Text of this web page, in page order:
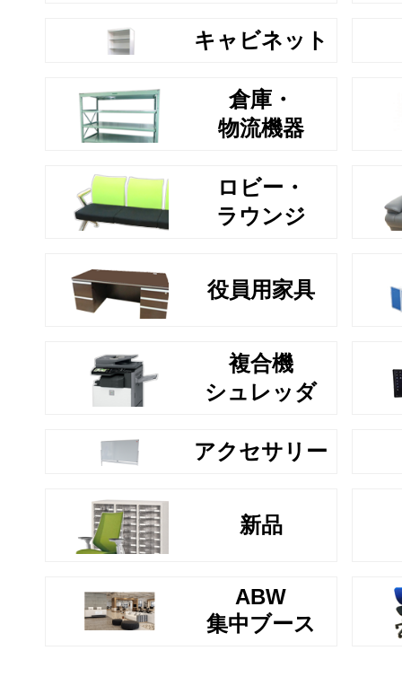
キャビネット
倉庫・
物流機器
ロビー・
ラウンジ
役員用家具
複合機
シュレッダ
アクセサリー
新品
ABW
集中ブース